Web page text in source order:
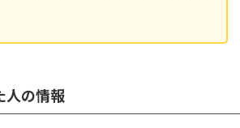
人の情報